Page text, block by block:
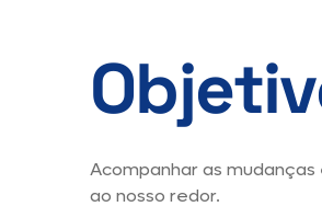
Acompanhar as
ao nosso redor.